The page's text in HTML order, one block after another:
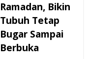
Ramadan, Bikin
Tubuh Tetap
Bugar Sampai
Berbuka